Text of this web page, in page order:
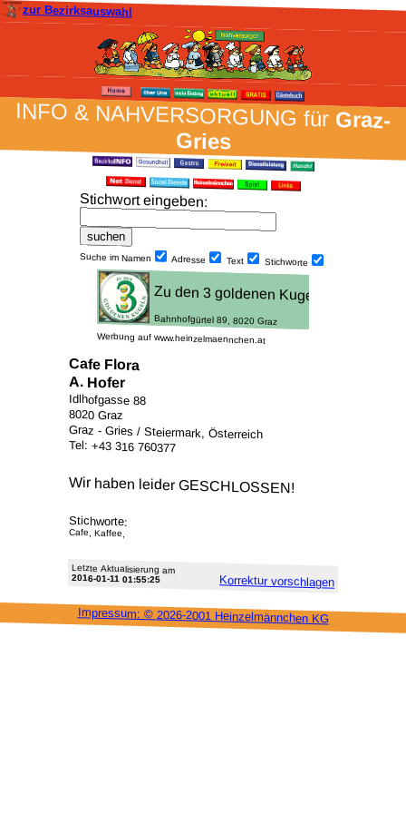
zur Bezirksauswahl
INFO & NAH­VER­SORG­UNG fürGraz-
Gries
Stich­wort ein­geben:
Suche im Namen Adresse Text Stich­worte
Werbung auf www.heinzelmaennchen.at
Cafe Flora
A. Hofer
Idlhofgasse 88
8020 Graz
Graz - Gries / Steiermark, Österreich
Tel: +43 316 760377
Wir haben leider GESCHLOSSEN!
Stichworte:
Cafe, Kaffee,
Letzte Aktu­alisie­rung am
2016-01-11 01:55:25 Korrektur vor­schlagen
Impressum: © 2026-2001 Heinzel­männchen KG